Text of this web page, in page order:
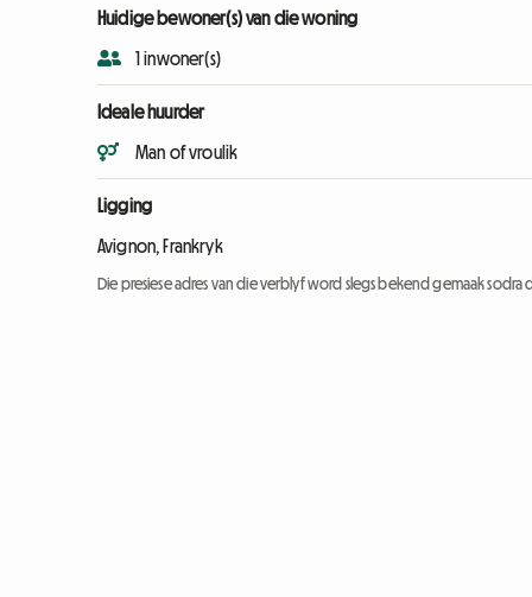
Huidige bewoner(s) van die woning
1 inwoner(s)
Ideale huurder
Man of vroulik
Ligging
Avignon, Frankryk
Die presiese adres van die verblyf word slegs bekend gemaak sodra